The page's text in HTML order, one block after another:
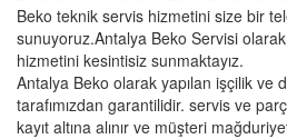
Beko teknik servis hizmetini size bir
sunuyoruz.Antalya Beko Servisi
hizmetini kesintisiz sunmaktayız.
Antalya Beko olarak yapılan işçilik ve
tarafımızdan garantilidir. servis ve
kayıt altına alınır ve müşteri